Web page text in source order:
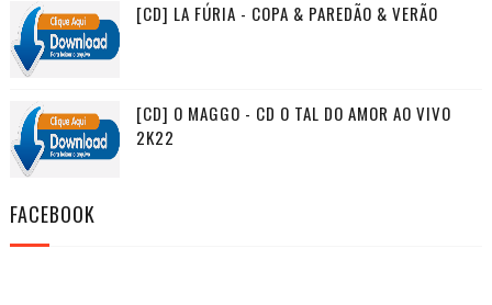
[CD] LA FÚRIA - COPA & PAREDÃO & VERÃO
[CD] O MAGGO - CD O TAL DO AMOR AO VIVO
2K22
FACEBOOK